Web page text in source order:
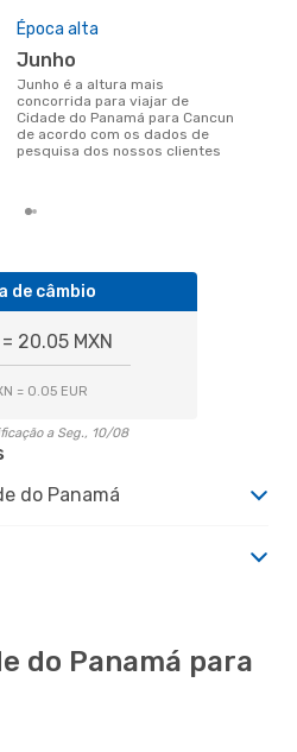
Época alta
junho
junho é a altura mais
concorrida para viajar de
Cidade do Panamá para Cancun
de acordo com os dados de
pesquisa dos nossos clientes
de câmbio
= 20.05 MXN
= 0.05 EUR
a Seg., 10/08
do Panamá
do Panamá para